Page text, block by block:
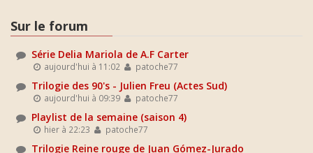
Sur le forum
Série Delia Mariola de A.F Carter
aujourd'hui à 11:02 patoche77
Trilogie des 90's - Julien Freu (Actes Sud)
aujourd'hui à 09:39 patoche77
Playlist de la semaine (saison 4)
hier à 22:23 patoche77
Trilogie Reine rouge de Juan Gómez-Jurado